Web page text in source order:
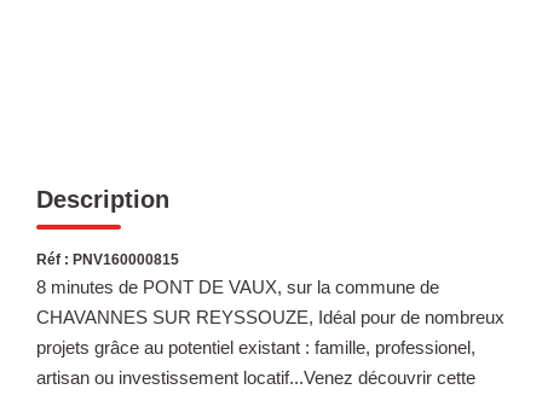
Description
Réf : PNV160000815
8 minutes de PONT DE VAUX, sur la commune de
CHAVANNES SUR REYSSOUZE, Idéal pour de nombreux
projets grâce au potentiel existant : famille, professionel,
artisan ou investissement locatif...Venez découvrir cette